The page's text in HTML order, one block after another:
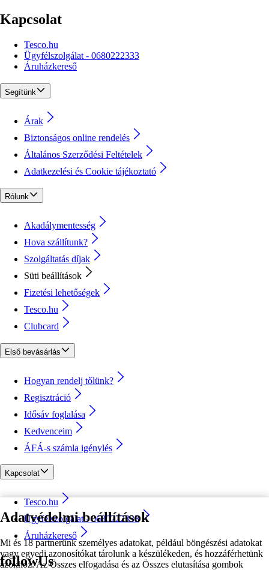
Adatvédelmi beállítások
Mi és 18 partnerünk személyes adatokat, például böngészési adatokat
vagy egyedi azonosítókat tárolunk a készülékeden, és hozzáférhetünk
azokhoz. Az Összes elfogadása és az Összes elutasítása gombok
Kapcsolat
Tesco.hu
Ügyfélszolgálat - 0680222333
Áruházkereső
Segítünk
Árak
Biztonságos online rendelés
Általános Szerződési Feltételek
Adatkezelési és Cookie tájékoztató
Rólunk
Akadálymentesség
Hova szállítunk?
Szolgáltatás díjak
Süti beállítások
Fizetési lehetőségek
Tesco.hu
Clubcard
Első bevásárlás
Hogyan rendelj tőlünk?
Regisztráció
Idősáv foglalása
Kedvenceim
ÁFÁ-s számla igénylés
Kapcsolat
Tesco.hu
Ügyfélszolgálat - 0680222333
Áruházkereső
followUs